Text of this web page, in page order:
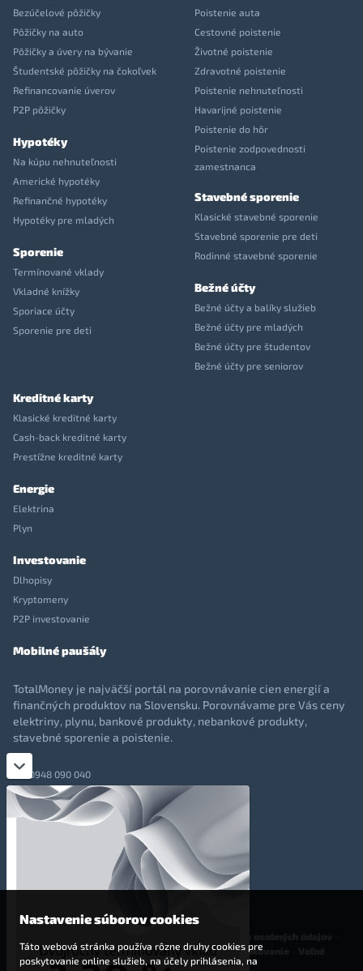
Bezúčelové pôžičky
Pôžičky na auto
Pôžičky a úvery na bývanie
Študentské pôžičky na čokoľvek
Refinancovanie úverov
P2P pôžičky
Hypotéky
Na kúpu nehnuteľnosti
Americké hypotéky
Refinančné hypotéky
Hypotéky pre mladých
Sporenie
Termínované vklady
Vkladné knížky
Sporiace účty
Sporenie pre deti
Poistenie auta
Cestovné poistenie
Životné poistenie
Zdravotné poistenie
Poistenie nehnuteľnosti
Havarijné poistenie
Poistenie do hôr
Poistenie zodpovednosti
zamestnanca
Stavebné sporenie
Klasické stavebné sporenie
Stavebné sporenie pre deti
Rodinné stavebné sporenie
Bežné účty
Bežné účty a balíky služieb
Bežné účty pre mladých
Bežné účty pre študentov
Bežné účty pre seniorov
Kreditné karty
Klasické kreditné karty
Cash-back kreditné karty
Prestížne kreditné karty
Energie
Elektrina
Plyn
Investovanie
Dlhopisy
Kryptomeny
P2P investovanie
Mobilné paušály
TotalMoney je najväčší portál na porovnávanie cien energií a
finančných produktov na Slovensku. Porovnávame pre Vás ceny
elektriny, plynu, bankové produkty, nebankové produkty,
stavebné sporenie a poistenie.
0948 090 040
+421 948 090 051
info@totalmoney.sk
Levočská 866, Poprad, 058 01
Cookies-Nastavenia cookies -Finančné sprostredkovanie
pracovné miesta
Nastavenie súborov cookies
Táto webová stránka používa rôzne druhy cookies pre
poskytovanie online služieb, na účely prihlásenia, na